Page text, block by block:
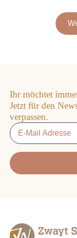
Ihr möchtet
Jetzt für den
verpassen.
Email